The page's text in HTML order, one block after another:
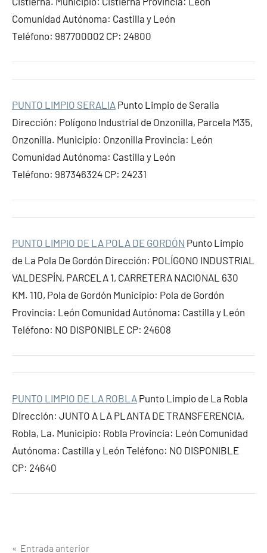
Comunidad Autónoma: Castilla y León
Teléfono: 987700002 CP: 24800
PUNTO LIMPIO SERALIA Punto Limpio de Seralia
Dirección: Polígono Industrial de Onzonilla, Parcela M35,
Onzonilla. Municipio: Onzonilla Provincia: León
Comunidad Autónoma: Castilla y León
Teléfono: 987346324 CP: 24231
PUNTO LIMPIO DE LA POLA DE GORDÓN Punto Limpio
de La Pola De Gordón Dirección: POLÍGONO INDUSTRIAL
VALDESPÍN, PARCELA 1, CARRETERA NACIONAL 630
KM. 110, Pola de Gordón Municipio: Pola de Gordón
Provincia: León Comunidad Autónoma: Castilla y León
Teléfono: NO DISPONIBLE CP: 24608
PUNTO LIMPIO DE LA ROBLA Punto Limpio de La Robla
Dirección: JUNTO A LA PLANTA DE TRANSFERENCIA,
Robla, La. Municipio: Robla Provincia: León Comunidad
Autónoma: Castilla y León Teléfono: NO DISPONIBLE
CP: 24640
Entrada anterior